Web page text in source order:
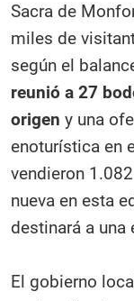
Sacra de
miles de
según el
reunió a 27
origen y una
enoturística en
vendieron
nueva en esta
destinará a
El gobierno